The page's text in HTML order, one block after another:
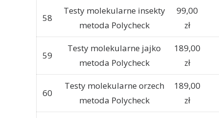
58
Testy molekularne insekty
metoda Polycheck
99,00
zł
59
Testy molekularne jajko
metoda Polycheck
189,00
zł
60
Testy molekularne orzech
metoda Polycheck
189,00
zł